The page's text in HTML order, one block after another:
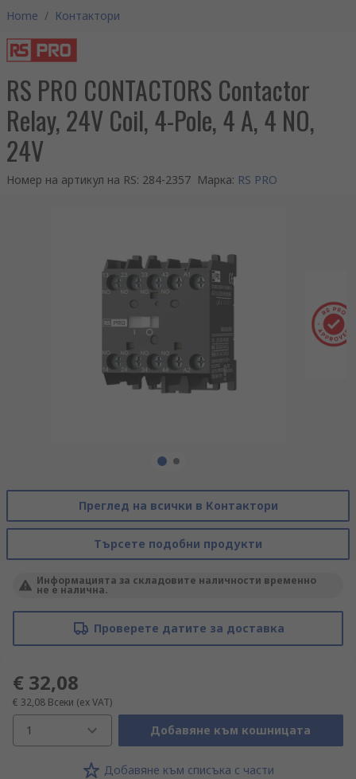
Home / Контактори
RS PRO CONTACTORS Contactor
Relay, 24V Coil, 4-Pole, 4 A, 4 NO,
24V
Номер на артикул на RS: 284-2357 Марка: RS PRO
Преглед на всички в Контактори
Търсете подобни продукти
Информацията за складовите наличности временно
не е налична.
Проверете датите за доставка
€ 32,08
€ 32,08 Всеки (ex VAT)
1 Добавяне към кошницата
Добавяне към списъка с части